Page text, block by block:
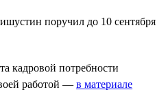
поручил до 10 сентября
кадровой потребности
работой — в материале